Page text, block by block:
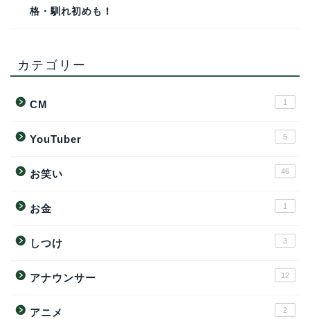
格・馴れ初めも！
カテゴリー
CM 1
YouTuber 5
お笑い 46
お金 1
しつけ 3
アナウンサー 12
アニメ 2